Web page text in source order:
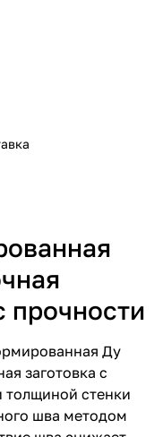
прочности
Ду
заготовка с
стенки
шва методом